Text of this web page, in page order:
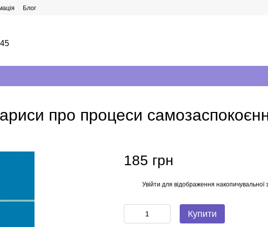
Блог
про процеси
185 грн
Увійти для відображення накопичувальної
Купити